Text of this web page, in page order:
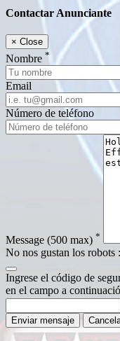
Contactar Anunciante
× Close
Nombre *
Email
Número de teléfono
Message (500 max) *
No nos gustan los robots
Ingrese el código de
en el campo a
Enviar mensaje